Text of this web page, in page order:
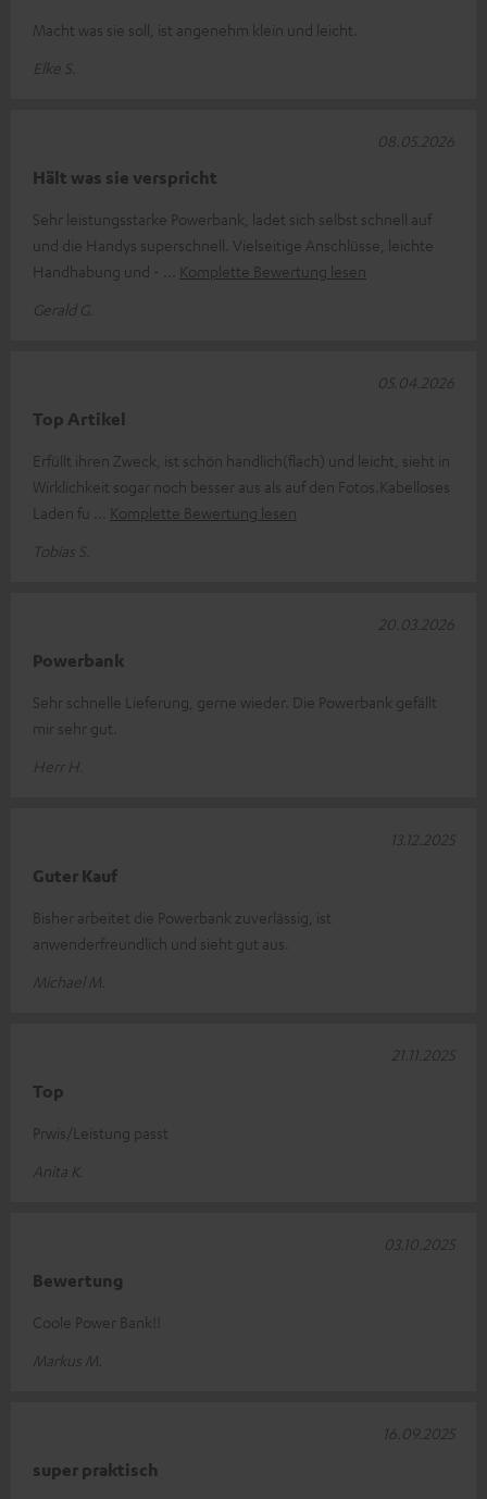
Macht was sie soll, ist angenehm klein und leicht.
Elke S.
Hält was sie verspricht
Sehr leistungsstarke Powerbank, ladet sich selbst schnell auf
und die Handys superschnell. Vielseitige Anschlüsse, leichte
Handhabung und -
Komplette Bewertung lesen
Gerald G.
08.05.2026
Top Artikel
Erfüllt ihren Zweck, ist schön handlich(flach) und leicht, sieht in
Wirklichkeit sogar noch besser aus als auf den Fotos.Kabelloses
Laden fu
Komplette Bewertung lesen
Tobias S.
05.04.2026
Powerbank
Sehr schnelle Lieferung, gerne wieder. Die Powerbank gefällt
mir sehr gut.
Herr H.
20.03.2026
Guter Kauf
Bisher arbeitet die Powerbank zuverlässig, ist
anwenderfreundlich und sieht gut aus.
Michael M.
13.12.2025
Top
Prwis/Leistung passt
Anita K.
21.11.2025
Bewertung
Coole Power Bank!!
Markus M.
03.10.2025
super praktisch
16.09.2025